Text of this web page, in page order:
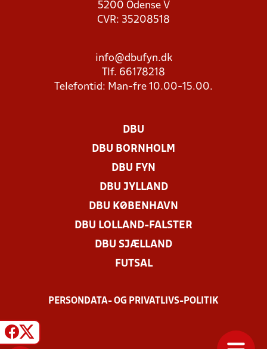
5200 Odense V
CVR: 35208518
info@dbufyn.dk
Tlf. 66178218
Telefontid: Man-fre 10.00-15.00.
DBU
DBU BORNHOLM
DBU FYN
DBU JYLLAND
DBU KØBENHAVN
DBU LOLLAND-FALSTER
DBU SJÆLLAND
FUTSAL
PERSONDATA- OG PRIVATLIVS-POLITIK